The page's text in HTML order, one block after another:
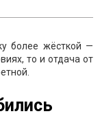
более жёсткой —
то и отдача от